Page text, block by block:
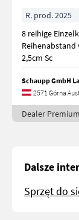
R. prod. 2025
8 reihige
2,5cm Sc
Schaupp GmbH
2571 Górna
Dealer
Dalsze
Sprzęt do